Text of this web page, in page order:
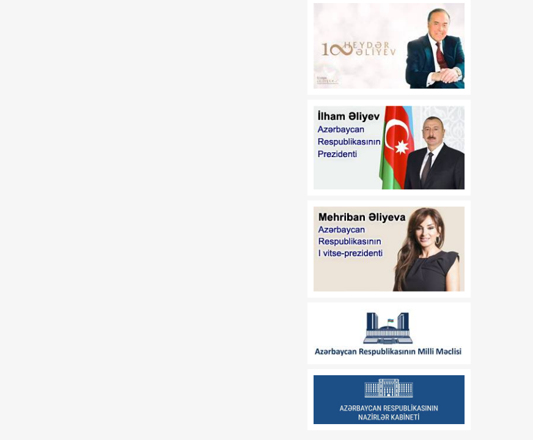
səfiri təyin edilməsi
A.A.Məhərrəmovun
Respublikasının Estoniya
Respublikasında
fövqəladə və səlahiyyətli
səfiri vəzifəsindən geri
çağırılması haqqında
01:16
Azərbaycan
Respublikasının Pakistan
İslam Respublikasında
fövqəladə və səlahiyyətli
səfiri təyin edilməsi
08 Avqust
Respublikasının
Malayziyada, eyni
zamanda Bruney
və səlahiyyətli səfiri
vəzifəsindən geri
çağırılması haqqında